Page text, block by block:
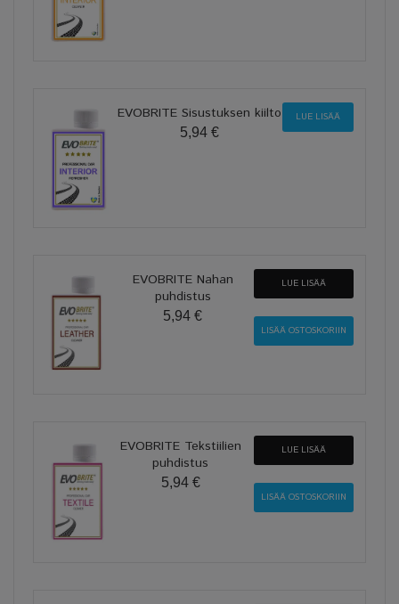
EVOBRITE Sisustuksen kiilto
5,94 €
LUE LISÄÄ
EVOBRITE Nahan
puhdistus
5,94 €
LUE LISÄÄ
EVOBRITE Tekstiilien
puhdistus
5,94 €
LUE LISÄÄ